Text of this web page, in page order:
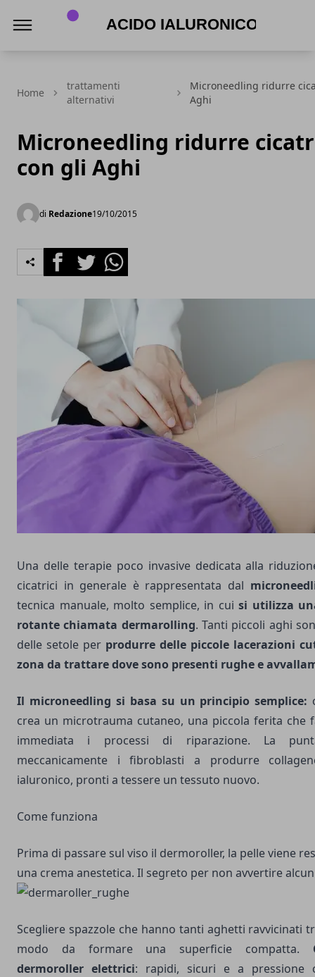
Home
trattamenti
alternativi
Microneedling ridurre
Aghi
Microneedling ridurre
con gli Aghi
di Redazione19/10/2015
FacebookTwitterWhatsapp
Una delle terapie poco invasive dedicata alla
cicatrici in generale è rappresentata dal
tecnica manuale, molto semplice, in cuisi utilizza
rotante chiamata dermarolling. Tanti piccoli aghi
delle setole per produrre delle piccole lacerazioni
zona da trattare dove sono presenti rughe e
Il microneedling si basa su un principio semplice:
crea un microtrauma cutaneo, una piccola ferita che
immediata i processi di riparazione. La
meccanicamente i fibroblasti a produrre
ialuronico, pronti a tessere un tessuto nuovo.
Come funziona
Prima di passare sul viso il dermoroller, la pelle viene
una crema anestetica. Il segreto per non avvertire
Scegliere spazzole che hanno tanti aghetti ravvicinati
modo da formare una superficie compatta.
dermoroller elettrici: rapidi, sicuri e a pressione